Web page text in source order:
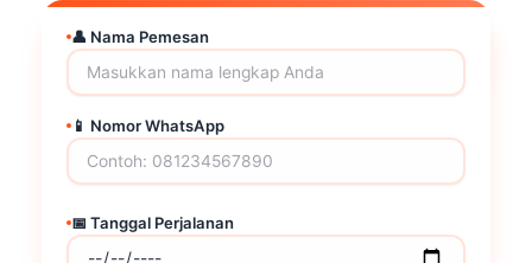
👤 Nama Pemesan
📱 Nomor WhatsApp
📅 Tanggal Perjalanan